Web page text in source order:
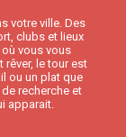
votre ville. Des
clubs et lieux
vous vous
le tour est
ou un plat que
recherche et
apparait.